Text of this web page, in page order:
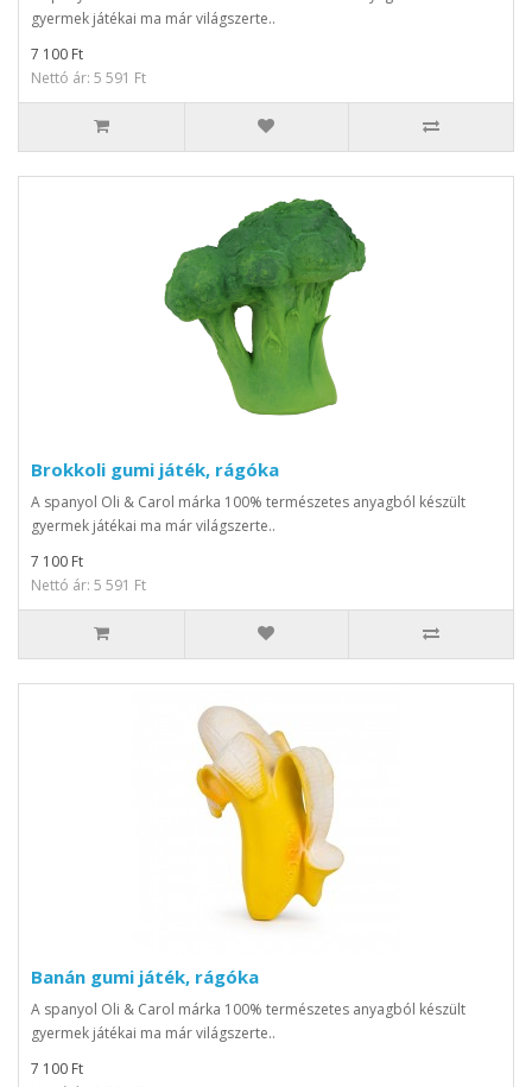
gyermek játékai ma már világszerte..
7 100 Ft
Nettó ár: 5 591 Ft
Brokkoli gumi játék, rágóka
A spanyol Oli & Carol márka 100% természetes anyagból készült
gyermek játékai ma már világszerte..
7 100 Ft
Nettó ár: 5 591 Ft
Banán gumi játék, rágóka
A spanyol Oli & Carol márka 100% természetes anyagból készült
gyermek játékai ma már világszerte..
7 100 Ft